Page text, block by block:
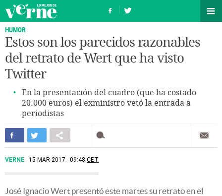
HUMOR
Estos son los parecidos razonables
del retrato de Wert que ha visto
Twitter
En la presentación del cuadro (que ha costado
20.000 euros) el exministro vetó la entrada a
periodistas
VERNE 15 MAR 2017 - 09:48 CET
José Ignacio Wert presentó este martes su retrato en el